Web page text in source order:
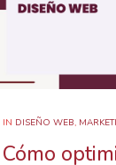
IN DISEÑO WEB,
Cómo